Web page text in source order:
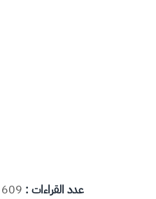
عدد القراءات : 609